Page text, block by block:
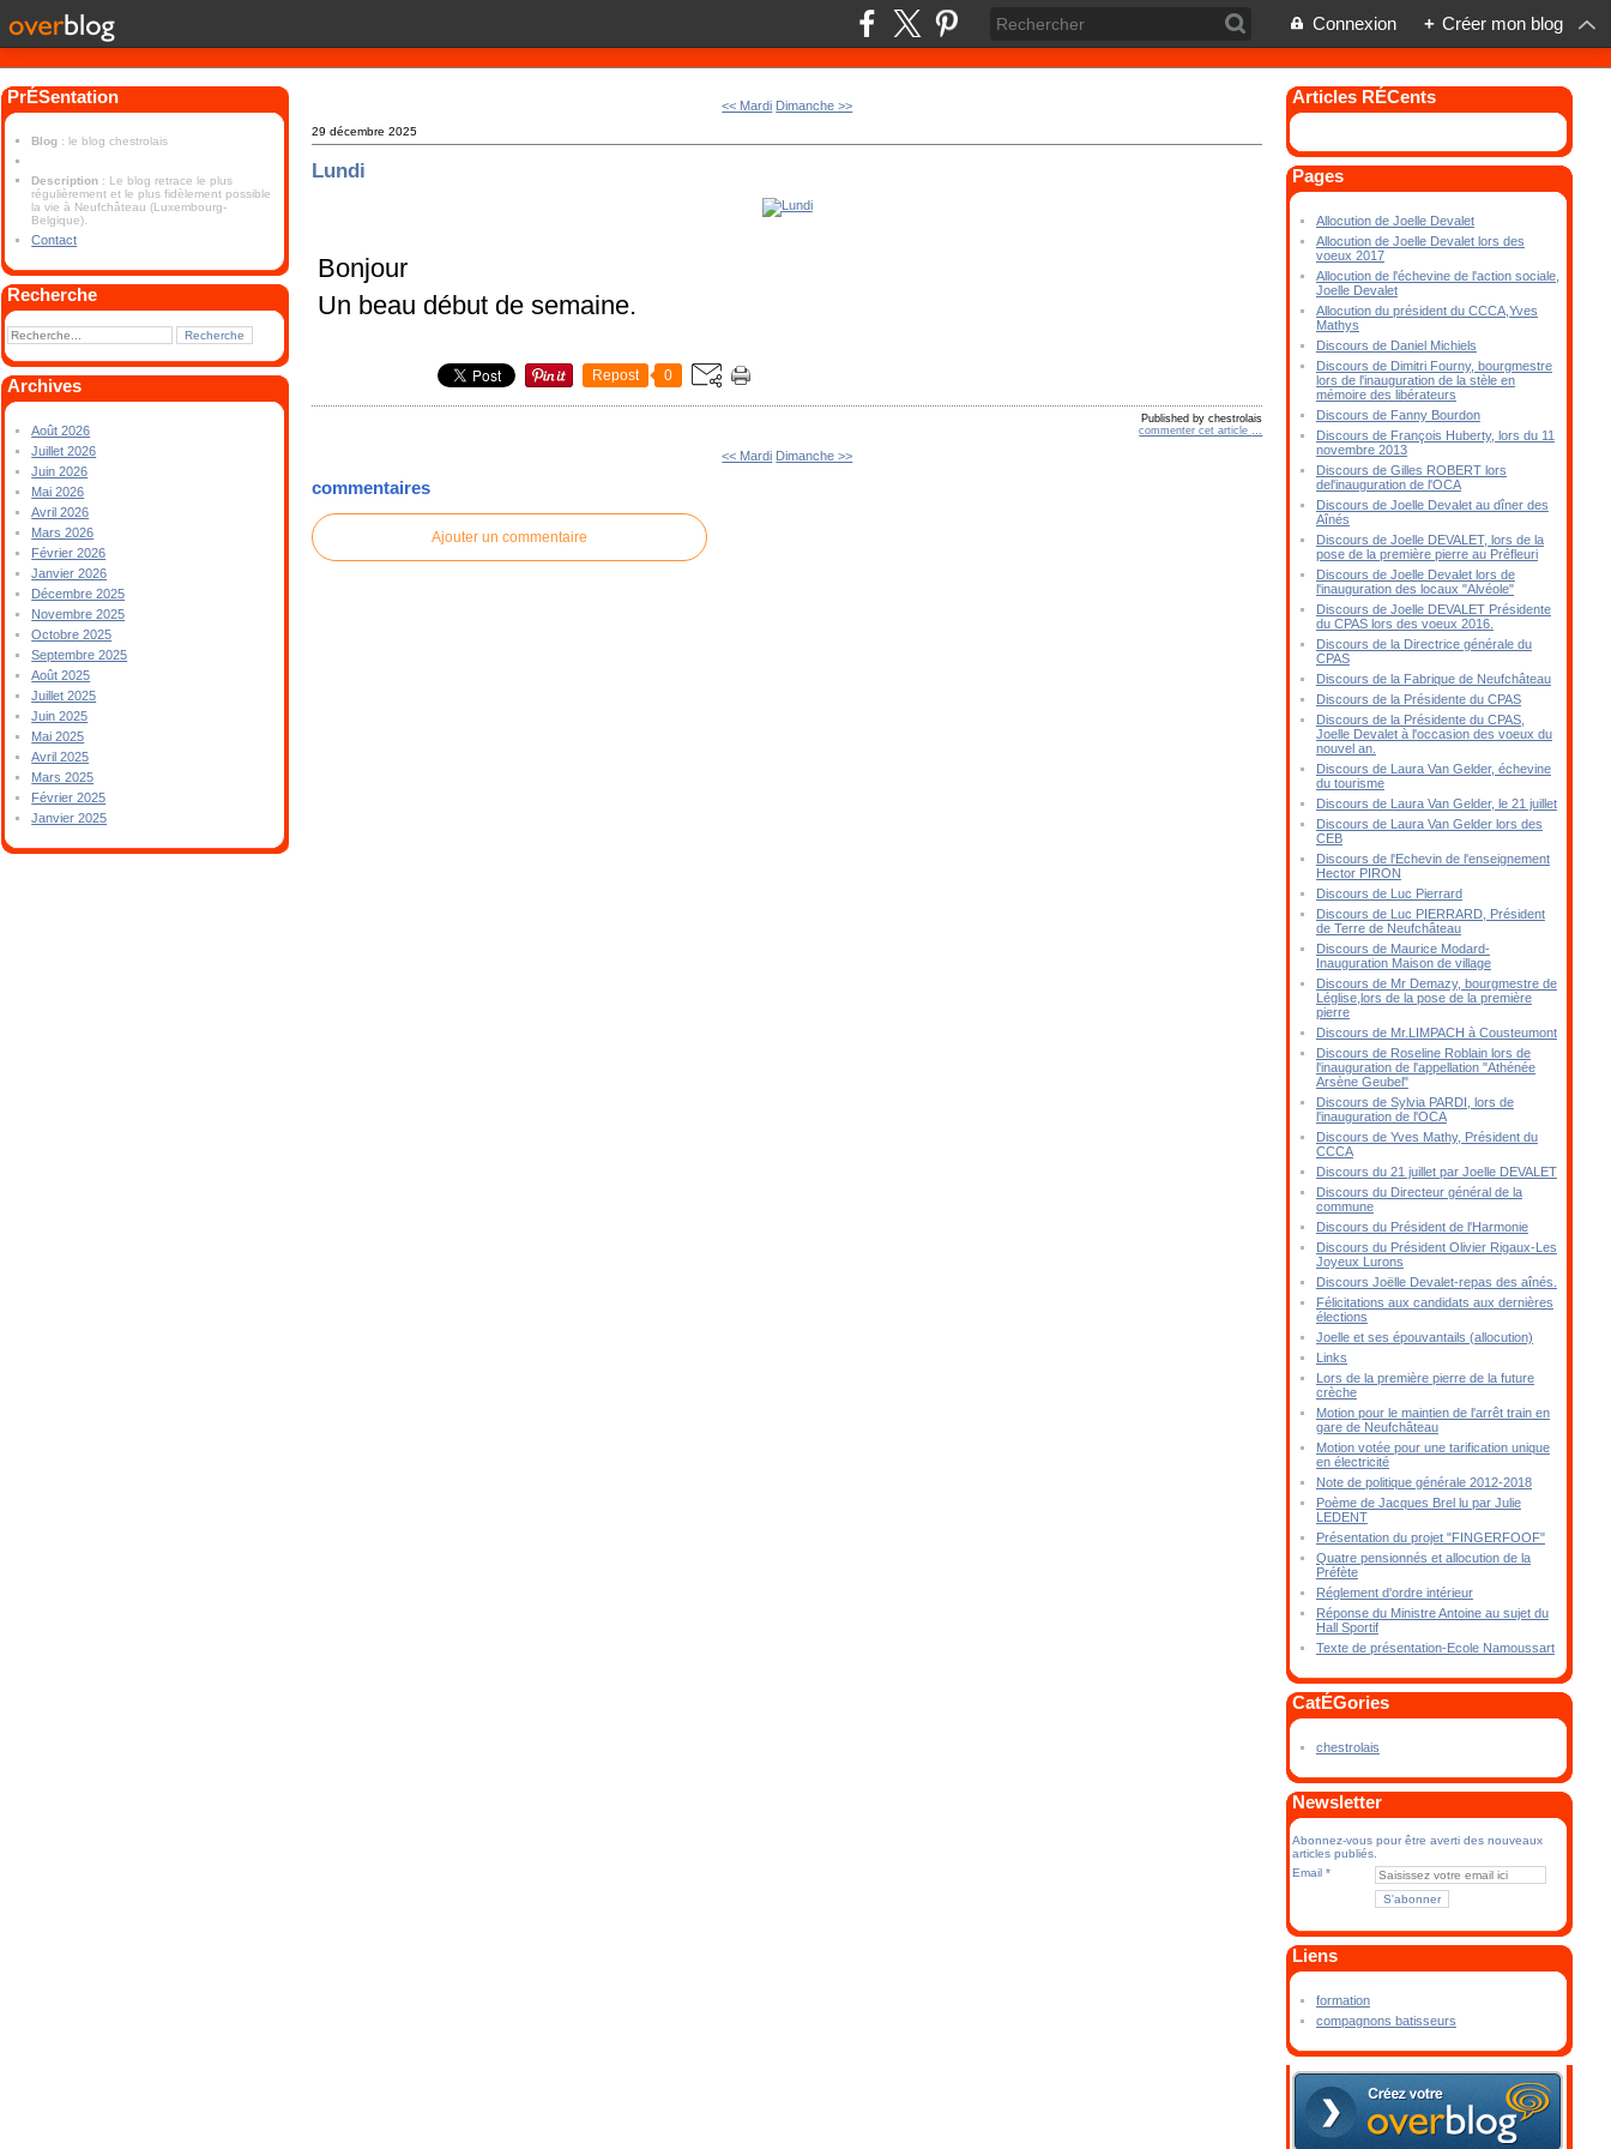
Connexion + Créer mon blog
PrÉSentation
Blog : le blog chestrolais
Description : Le blog retrace le plus
régulièrement et le plus fidèlement possible
la vie à Neufchâteau (Luxembourg-
Belgique).
Contact
Recherche
Archives
Août 2026
Juillet 2026
Juin 2026
Mai 2026
Avril 2026
Mars 2026
Février 2026
Janvier 2026
Décembre 2025
Novembre 2025
Octobre 2025
Septembre 2025
Août 2025
Juillet 2025
Juin 2025
Mai 2025
Avril 2025
Mars 2025
Février 2025
Janvier 2025
<< Mardi Dimanche >>
29 décembre 2025
Lundi
Bonjour
Un beau début de semaine.
Repost 0
Published by chestrolais
commenter cet article
<< Mardi Dimanche >>
commentaires
Ajouter un commentaire
Articles RÉCents
Pages
Allocution de Joelle Devalet
Allocution de Joelle Devalet lors des
voeux 2017
Allocution de l'échevine de l'action sociale,
Joelle Devalet
Allocution du président du CCCA,Yves
Mathys
Discours de Daniel Michiels
Discours de Dimitri Fourny, bourgmestre
lors de l'inauguration de la stèle en
mémoire des libérateurs
Discours de Fanny Bourdon
Discours de François Huberty, lors du 11
novembre 2013
Discours de Gilles ROBERT lors
del'inauguration de l'OCA
Discours de Joelle Devalet au dîner des
Aînés
Discours de Joelle DEVALET, lors de la
pose de la première pierre au Préfleuri
Discours de Joelle Devalet lors de
l'inauguration des locaux "Alvéole"
Discours de Joelle DEVALET Présidente
du CPAS lors des voeux 2016.
Discours de la Directrice générale du
CPAS
Discours de la Fabrique de Neufchâteau
Discours de la Présidente du CPAS
Discours de la Présidente du CPAS,
Joelle Devalet à l'occasion des voeux du
nouvel an.
Discours de Laura Van Gelder, échevine
du tourisme
Discours de Laura Van Gelder, le 21 juillet
Discours de Laura Van Gelder lors des
CEB
Discours de l'Echevin de l'enseignement
Hector PIRON
Discours de Luc Pierrard
Discours de Luc PIERRARD, Président
de Terre de Neufchâteau
Discours de Maurice Modard-
Inauguration Maison de village
Discours de Mr Demazy, bourgmestre de
Léglise,lors de la pose de la première
pierre
Discours de Mr.LIMPACH à Cousteumont
Discours de Roseline Roblain lors de
l'inauguration de l'appellation "Athénée
Arsène Geubel"
Discours de Sylvia PARDI, lors de
l'inauguration de l'OCA
Discours de Yves Mathy, Président du
CCCA
Discours du 21 juillet par Joelle DEVALET
Discours du Directeur général de la
commune
Discours du Président de l'Harmonie
Discours du Président Olivier Rigaux-Les
Joyeux Lurons
Discours Joëlle Devalet-repas des aînés.
Félicitations aux candidats aux dernières
élections
Joelle et ses épouvantails (allocution)
Links
Lors de la première pierre de la future
crèche
Motion pour le maintien de l'arrêt train en
gare de Neufchâteau
Motion votée pour une tarification unique
en électricité
Note de politique générale 2012-2018
Poème de Jacques Brel lu par Julie
LEDENT
Présentation du projet "FINGERFOOF"
Quatre pensionnés et allocution de la
Préfète
Réglement d'ordre intérieur
Réponse du Ministre Antoine au sujet du
Hall Sportif
Texte de présentation-Ecole Namoussart
CatÉGories
chestrolais
Newsletter
Abonnez-vous pour être averti des nouveaux
articles publiés.
Email
Liens
formation
compagnons batisseurs